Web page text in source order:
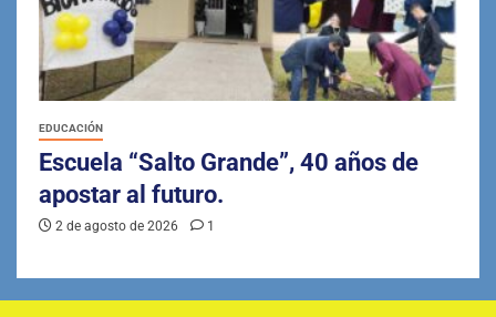
EDUCACIÓN
Escuela “Salto Grande”, 40 años de
apostar al futuro.
2 de agosto de 2026 1